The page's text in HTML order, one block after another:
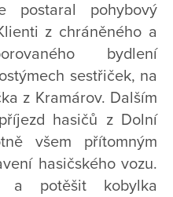
postaral pohybový
z chráněného a
bydlení
sestřiček, na
z Kramárov. Dalším
hasičů z Dolní
všem přítomným
hasičského vozu.
a potěšit kobylka